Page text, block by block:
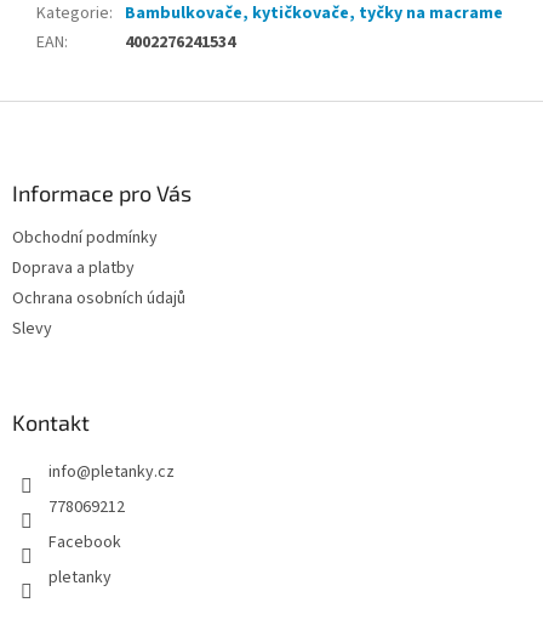
Kategorie: Bambulkovače, kytičkovače, tyčky na macrame
EAN: 4002276241534
Informace pro Vás
Obchodní podmínky
Doprava a platby
Ochrana osobních údajů
Slevy
Kontakt
info@pletanky.cz
778069212
Facebook
pletanky